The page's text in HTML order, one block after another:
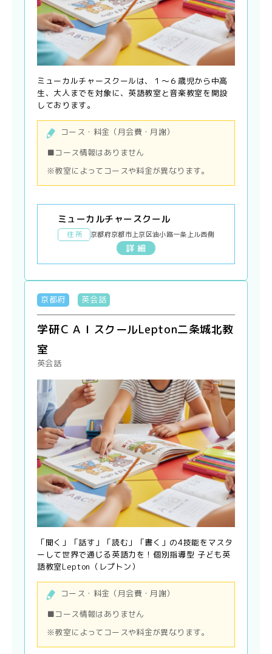
ミューカルチャースクールは、１〜６歳児から中高
生、大人までを対象に、英語教室と音楽教室を開設
しております。
コース・料金（月会費・月謝）
■コース情報はありません
※教室によってコースや料金が異なります。
ミューカルチャースクール
住 所 京都府京都市上京区油小路一条上ル西側
詳 細
京都府 英会話
学研ＣＡＩスクールLepton二条城北教
室
英会話
「聞く」「話す」「読む」「書く」の4技能をマスタ
ーして世界で通じる英語力を！個別指導型 子ども英
語教室Lepton（レプトン）
コース・料金（月会費・月謝）
■コース情報はありません
※教室によってコースや料金が異なります。